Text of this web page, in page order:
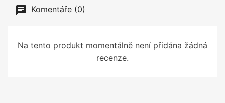
Komentáře (0)
Na tento produkt momentálně není přidána žádná
recenze.